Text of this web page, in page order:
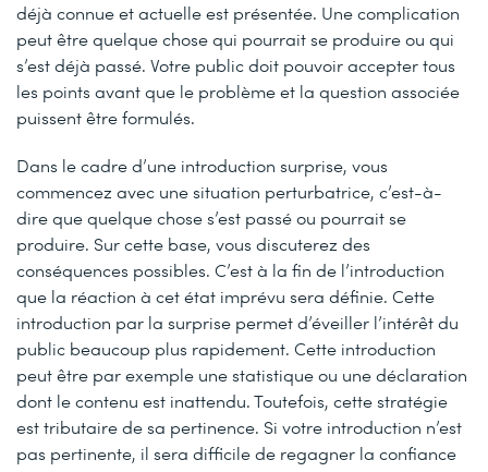
déjà connue et actuelle est présentée. Une complication
peut être quelque chose qui pourrait se produire ou qui
s’est déjà passé. Votre public doit pouvoir accepter tous
les points avant que le problème et la question associée
puissent être formulés.
Dans le cadre d’une introduction surprise, vous
commencez avec une situation perturbatrice, c’est-à-
dire que quelque chose s’est passé ou pourrait se
produire. Sur cette base, vous discuterez des
conséquences possibles. C’est à la fin de l’introduction
que la réaction à cet état imprévu sera définie. Cette
introduction par la surprise permet d’éveiller l’intérêt du
public beaucoup plus rapidement. Cette introduction
peut être par exemple une statistique ou une déclaration
dont le contenu est inattendu. Toutefois, cette stratégie
est tributaire de sa pertinence. Si votre introduction n’est
pas pertinente, il sera difficile de regagner la confiance